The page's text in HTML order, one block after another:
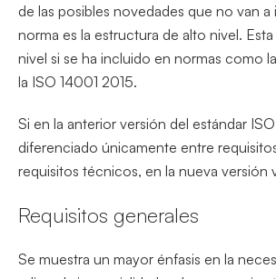
de las posibles novedades que no van a
norma es la estructura de alto nivel.
nivel si se ha incluido en normas como
la ISO 14001 2015.
Si en la anterior versión del estándar
diferenciado únicamente entre
requisitos técnicos, en la nueva versión
Requisitos generales
Se muestra un mayor énfasis en la